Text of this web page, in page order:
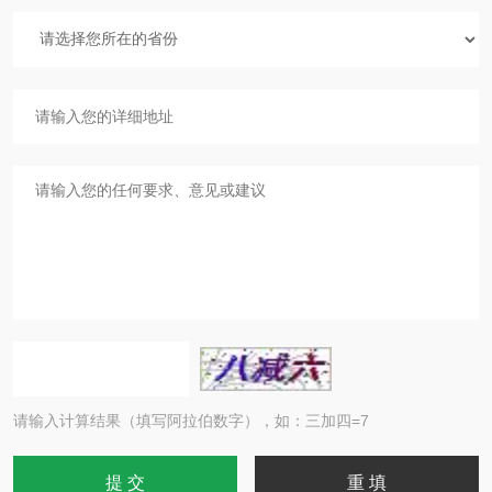
请输入计算结果（填写阿拉伯数字），如：三加四=7